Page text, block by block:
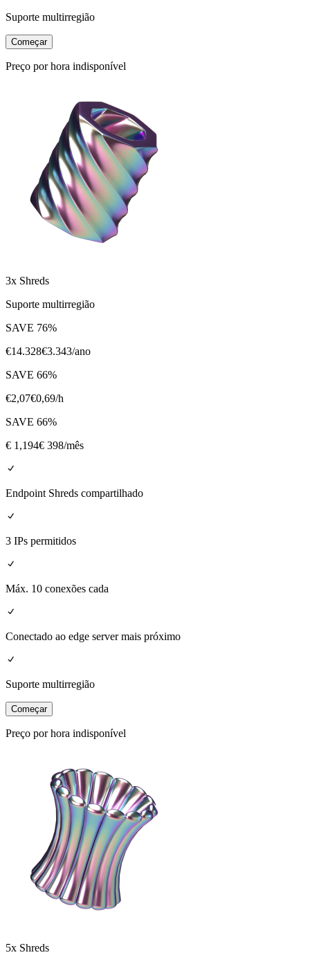
Suporte multirregião
Começar
Preço por hora indisponível
3x Shreds
Suporte multirregião
SAVE 76%
€14.328€3.343/ano
SAVE 66%
€2,07€0,69/h
SAVE 66%
€ 1,194€ 398/mês
Endpoint Shreds compartilhado
3 IPs permitidos
Máx. 10 conexões cada
Conectado ao edge server mais próximo
Suporte multirregião
Começar
Preço por hora indisponível
5x Shreds